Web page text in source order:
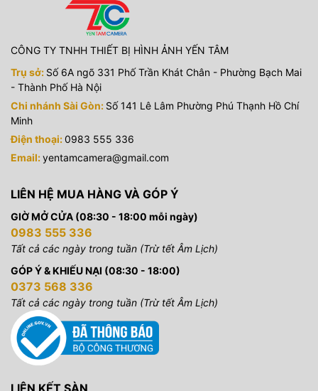
CÔNG TY TNHH THIẾT BỊ HÌNH ẢNH YẾN TÂM
Trụ sở: Số 6A ngõ 331 Phố Trần Khát Chân - Phường Bạch Mai
- Thành Phố Hà Nội
Chi nhánh Sài Gòn: Số 141 Lê Lâm Phường Phú Thạnh Hồ Chí
Minh
Điện thoại:0983 555 336
Email:yentamcamera@gmail.com
LIÊN HỆ MUA HÀNG VÀ GÓP Ý
GIỜ MỞ CỬA (08:30 - 18:00 mỗi ngày)
0983 555 336
Tất cả các ngày trong tuần (Trừ tết Âm Lịch)
GÓP Ý & KHIẾU NẠI (08:30 - 18:00)
0373 568 336
Tất cả các ngày trong tuần (Trừ tết Âm Lịch)
LIÊN KẾT SÀN